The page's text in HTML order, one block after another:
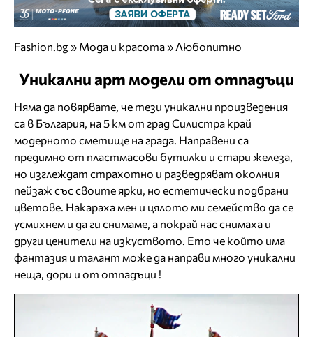
Fashion.bg» Мода и красота» Любопитно
Уникални арт модели от отпадъци
Няма да повярвате, че тези уникални произведения
са в България, на 5 км от град Силистра край
модерното сметище на града. Направени са
предимно от пластмасови бутилки и стари железа,
но изглеждат страхотно и разведряват околния
пейзаж със своите ярки, но естетически подбрани
цветове. Накараха мен и цялото ми семейство да се
усмихнем и да ги снимаме, а покрай нас снимаха и
други ценители на изкуството. Ето че който има
фантазия и талант може да направи много уникални
неща, дори и от отпадъци !